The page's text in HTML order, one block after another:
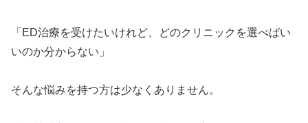
「ED治療を受けたいけれど、どのクリニックを選べばい
いのか分からない」
そんな悩みを持つ方は少なくありません。